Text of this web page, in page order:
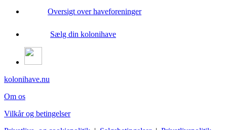
Oversigt over haveforeninger
Sælg din kolonihave
kolonihave.nu
Om os
Vilkår og betingelser